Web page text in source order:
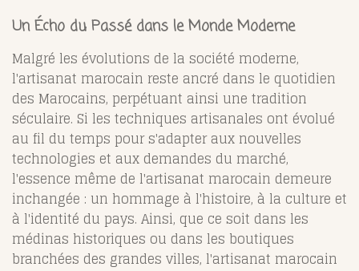
Un Écho du Passé dans le Monde Moderne
Malgré les évolutions de la société moderne,
l'artisanat marocain reste ancré dans le quotidien
des Marocains, perpétuant ainsi une tradition
séculaire. Si les techniques artisanales ont évolué
au fil du temps pour s'adapter aux nouvelles
technologies et aux demandes du marché,
l'essence même de l'artisanat marocain demeure
inchangée : un hommage à l'histoire, à la culture et
à l'identité du pays. Ainsi, que ce soit dans les
médinas historiques ou dans les boutiques
branchées des grandes villes, l'artisanat marocain